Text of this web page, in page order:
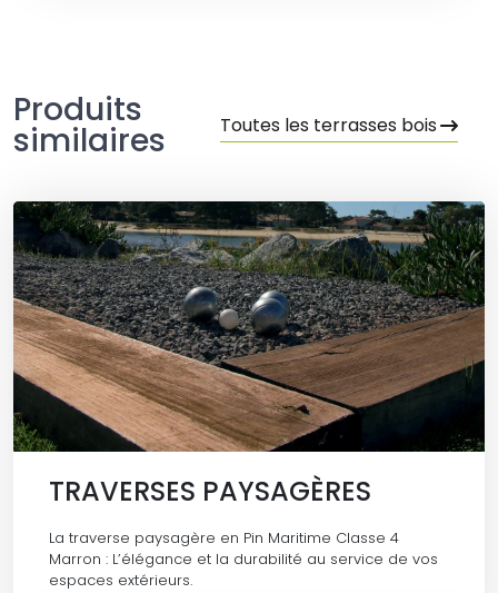
Produits
similaires Toutes les terrasses bois
TRAVERSES PAYSAGÈRES
La traverse paysagère en Pin Maritime Classe 4
Marron : L’élégance et la durabilité au service de vos
espaces extérieurs.